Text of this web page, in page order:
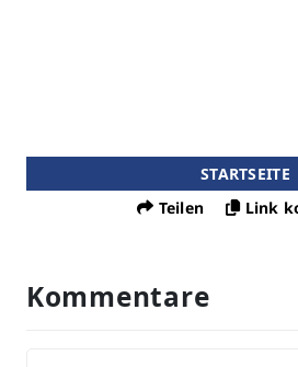
STARTSEITE
Teilen
Link
Kommentare